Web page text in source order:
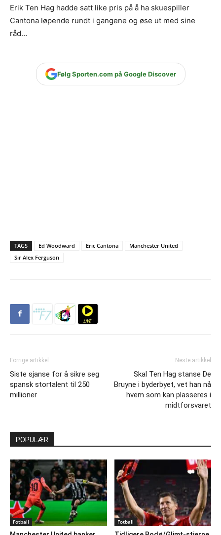
Erik Ten Hag hadde satt like pris på å ha skuespiller
Cantona løpende rundt i gangene og øse ut med sine
råd…
Følg Sporten.com på Google Discover
TAGS Ed Woodward Eric Cantona
Manchester United
Sir Alex Ferguson
Forrige artikkel
Siste sjanse for å sikre seg
spansk stortalent til 250
millioner
Neste artikkel
Skal Ten Hag stanse De
Bruyne i byderbyet, vet han nå
hvem som kan plasseres i
midtforsvaret
POPULÆR
Fotball Fotball